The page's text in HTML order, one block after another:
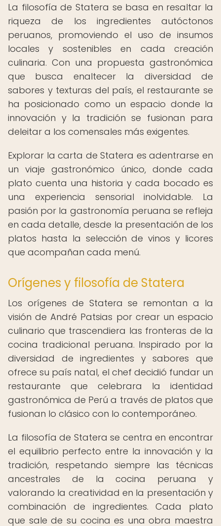
La filosofía de Statera se basa en resaltar la
riqueza de los ingredientes autóctonos
peruanos, promoviendo el uso de insumos
locales y sostenibles en cada creación
culinaria. Con una propuesta gastronómica
que busca enaltecer la diversidad de
sabores y texturas del país, el restaurante se
ha posicionado como un espacio donde la
innovación y la tradición se fusionan para
deleitar a los comensales más exigentes.
Explorar la carta de Statera es adentrarse en
un viaje gastronómico único, donde cada
plato cuenta una historia y cada bocado es
una experiencia sensorial inolvidable. La
pasión por la gastronomía peruana se refleja
en cada detalle, desde la presentación de los
platos hasta la selección de vinos y licores
que acompañan cada menú.
Orígenes y filosofía de Statera
Los orígenes de Statera se remontan a la
visión de André Patsias por crear un espacio
culinario que trascendiera las fronteras de la
cocina tradicional peruana. Inspirado por la
diversidad de ingredientes y sabores que
ofrece su país natal, el chef decidió fundar un
restaurante que celebrara la identidad
gastronómica de Perú a través de platos que
fusionan lo clásico con lo contemporáneo.
La filosofía de Statera se centra en encontrar
el equilibrio perfecto entre la innovación y la
tradición, respetando siempre las técnicas
ancestrales de la cocina peruana y
valorando la creatividad en la presentación y
combinación de ingredientes. Cada plato
que sale de su cocina es una obra maestra